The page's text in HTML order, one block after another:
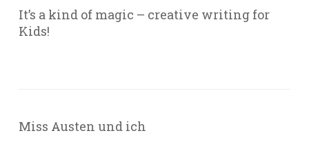
It’s a kind of magic – creative writing for
Kids!
Miss Austen und ich